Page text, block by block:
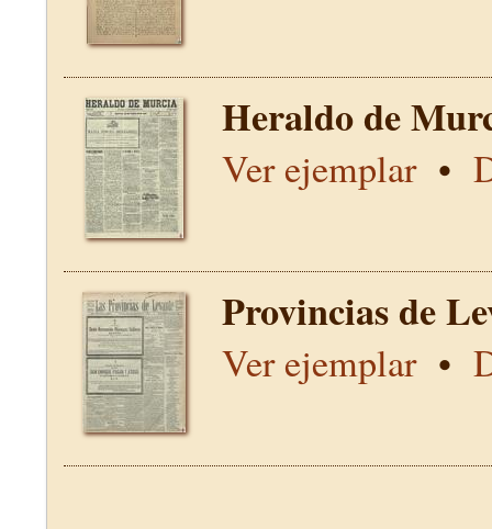
Heraldo de
Ver ejemplar•
Provincias de
Ver ejemplar•